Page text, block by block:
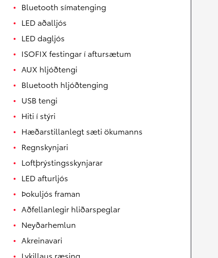
Bluetooth símatenging
LED aðalljós
LED dagljós
ISOFIX festingar í aftursætum
AUX hljóðtengi
Bluetooth hljóðtenging
USB tengi
Hiti í stýri
Hæðarstillanlegt sæti ökumanns
Regnskynjari
Loftþrýstingsskynjarar
LED afturljós
Þokuljós framan
Aðfellanlegir hliðarspeglar
Neyðarhemlun
Akreinavari
Lykillaus ræsing